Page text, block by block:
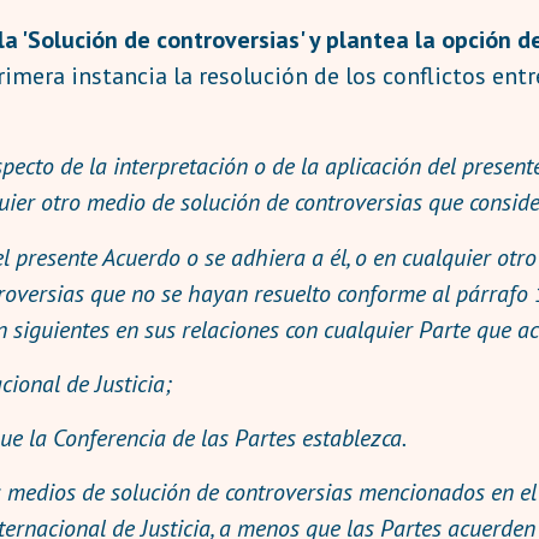
'Solución de controversias' y plantea la opción
instancia la resolución de los conflictos
de la interpretación o de la aplicación del
otro medio de solución de controversias que
Acuerdo o se adhiera a él, o en cualquier
que no se hayan resuelto conforme al párrafo
en sus relaciones con cualquier Parte que
de Justicia;
la Conferencia de las Partes establezca.
de solución de controversias mencionados en
de Justicia, a menos que las Partes